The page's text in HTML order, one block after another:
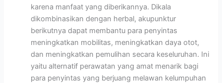
karena manfaat yang diberikannya. Dikala
dikombinasikan dengan herbal, akupunktur
berikutnya dapat membantu para penyintas
meningkatkan mobilitas, meningkatkan daya otot,
dan meningkatkan pemulihan secara keseluruhan. Ini
yaitu alternatif perawatan yang amat menarik bagi
para penyintas yang berjuang melawan kelumpuhan